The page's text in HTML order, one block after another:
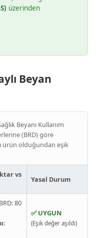
üzerinden
Beyan
Beyanı Kullanım
(BRD) göre
ürün olduğundan eşik
vs
Yasal Durum
80
✅ UYGUN
(Eşik değer aşıldı)